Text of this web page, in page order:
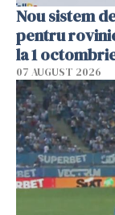
Nou sistem
pentru
la 1
07 AUGUST 2026